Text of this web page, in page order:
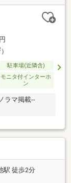
）
駐車場(近隣含)
モニタ付インターホ
ン
ラマ掲載--
駅 徒歩2分